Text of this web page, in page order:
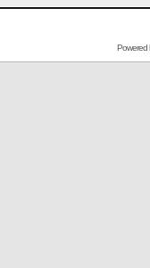
Powered